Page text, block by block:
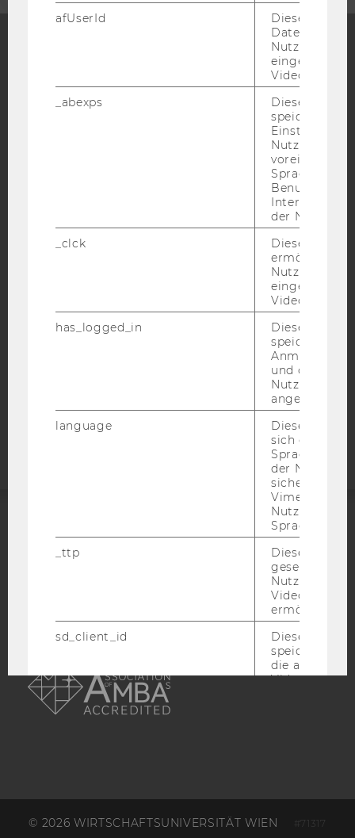
Blog
Bluesky
IMPRESSUM
BARRIEREFREIHEITSERKLÄRUNG WEBSEITE
DATENSCHUTZERKLÄRUNG SOCIAL MEDIA
DATENSCHUTZERKLÄRUNG
STUDIENBEWERBER*INNEN UND STUDIERENDE
Barrierefreiheitserklärung
ACCREDITED BY:
© 2026 WIRTSCHAFTSUNIVERSITÄT WIEN #71317
afUserId
Dieses
Daten von
Videos
_abexps
Dieses Cookie
speichert
Nutzer*in, zB.
Sprache,
der Nutzer*in
_clck
Dieses Cookie
ermöglicht
Nutzung des
Video Players
has_logged_in
Dieses Cookie
speichert
und ob sich
Nutzer*in
angemeldet
language
Dieses
sich die
der
Vimeo in der
Nutzer
Sprache
_ttp
Dieser
gesetzt, um
Nutzung des
Videoplayers
ermöglichen
sd_client_id
Dieses Cookie
speichert
die aktuellen
Vimeo-Video